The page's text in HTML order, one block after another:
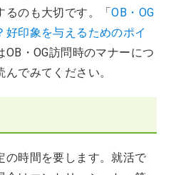
るのも大切です。「OB・OG
印象を与えるためのポイ
OB・OG訪問時のマナーにつ
でみてください。
の時間を要します。就活で